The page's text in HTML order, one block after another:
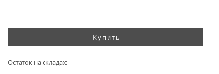
Купить
Остаток на складах: